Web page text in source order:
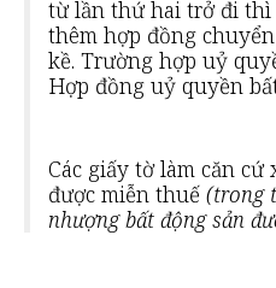
từ lần thứ hai trở đi thì
thêm hợp đồng
kề. Trường hợp uỷ
Hợp đồng uỷ quyền
Các giấy tờ làm căn
được miễn thuế (trong
nhượng bất động sản